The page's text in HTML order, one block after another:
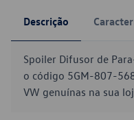
Descrição
Spoiler Difusor de
o código 5GM-807-
VW genuínas na sua